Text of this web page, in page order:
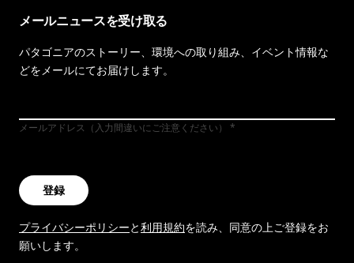
メールニュースを受け取る
パタゴニアのストーリー、環境への取り組み、イベント情報な
どをメールにてお届けします。
メールアドレス（入力間違いにご注意ください）
登録
プライバシーポリシーと利用規約を読み、同意の上ご登録をお
願いします。